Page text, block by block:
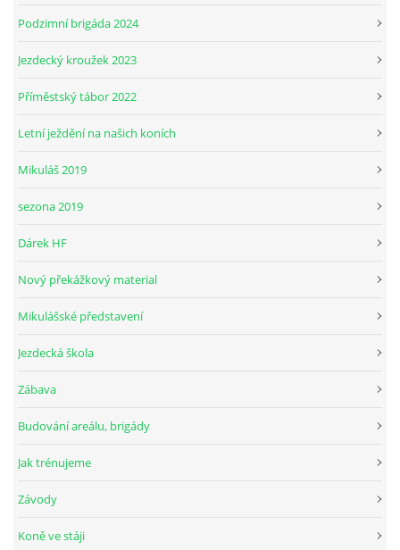
Podzimní brigáda 2024
Jezdecký kroužek 2023
Příměstský tábor 2022
Letní ježdění na našich koních
Mikuláš 2019
sezona 2019
Dárek HF
Nový překážkový material
Mikulášské představení
Jezdecká škola
Zábava
Budování areálu, brigády
Jak trénujeme
Závody
Koně ve stáji